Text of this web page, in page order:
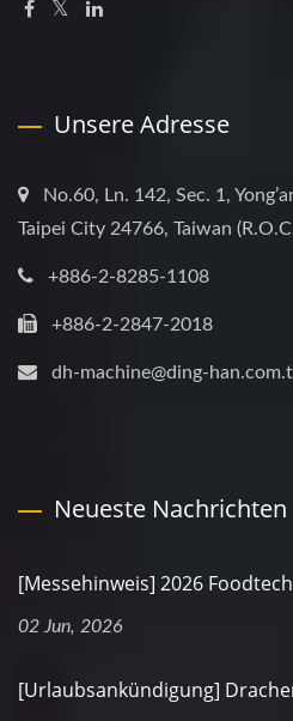
Unsere Adresse
No.60, Ln. 142, Sec. 1,
Taipei City 24766, Taiwan
+886-2-8285-1108
+886-2-2847-2018
dh-machine@ding-
Neueste Nachrichten
[Messehinweis] 2026
02 Jun, 2026
[Urlaubsankündigung]